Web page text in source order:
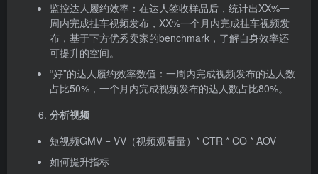
监控达人履约效率：在达人签收样品后，统计出XX%一
周内完成挂车视频发布，XX%一个月内完成挂车视频发
布，基于下方优秀卖家的benchmark，了解自身效率还
可提升的空间。
“好”的达人履约效率数值：一周内完成视频发布的达人数
占比50%，一个月内完成视频发布的达人数占比80%。
分析视频
短视频GMV = VV（视频观看量）* CTR * CO * AOV
如何提升指标